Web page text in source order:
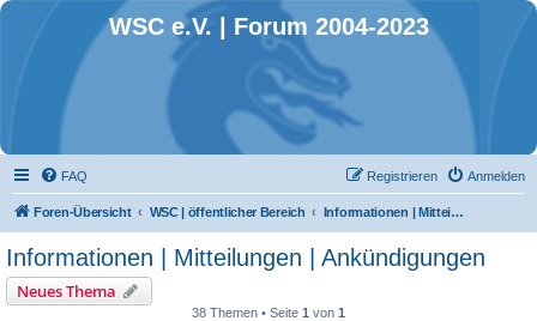
WSC e.V. | Forum 2004-2023
FAQ Anmelden
Registrieren
Foren-Übersicht WSC | öffentlicher Bereich Informationen | Mitteilungen | Ankündigungen
Informationen | Mitteilungen | Ankündigungen
Neues Thema
38 Themen • Seite 1 von 1